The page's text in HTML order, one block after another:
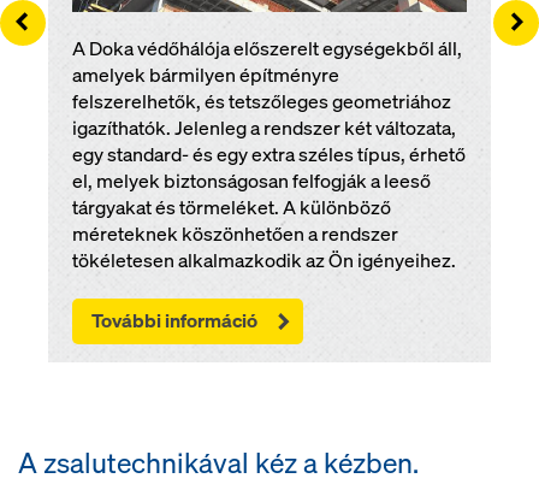
A Doka védőhálója előszerelt egységekből áll,
amelyek bármilyen építményre
felszerelhetők, és tetszőleges geometriához
igazíthatók. Jelenleg a rendszer két változata,
egy standard- és egy extra széles típus, érhető
el, melyek biztonságosan felfogják a leeső
tárgyakat és törmeléket. A különböző
méreteknek köszönhetően a rendszer
tökéletesen alkalmazkodik az Ön igényeihez.
További információ
Left
A zsalutechnikával kéz a kézben.